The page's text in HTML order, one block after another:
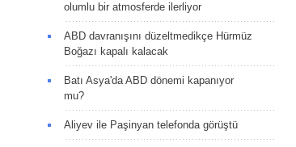
olumlu bir atmosferde ilerliyor
ABD davranışını düzeltmedikçe Hürmüz
Boğazı kapalı kalacak
Batı Asya'da ABD dönemi kapanıyor
mu?
Aliyev ile Paşinyan telefonda görüştü